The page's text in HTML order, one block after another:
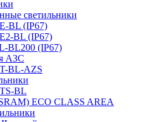
светильники
BL (IP67)
BL (IP67)
BL200 (IP67)
АЗС
BL-AZS
BL
ECO CLASS AREA